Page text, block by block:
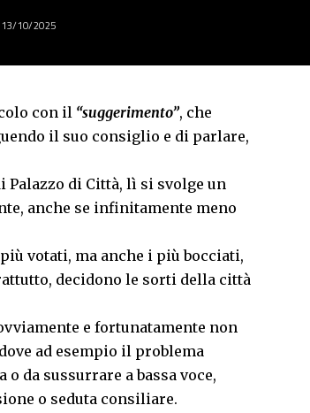
10/2025
con il “suggerimento”, che
il suo consiglio e di parlare,
Palazzo di Città, lì si svolge un
anche se infinitamente meno
votati, ma anche i più bocciati,
decidono le sorti della città
e fortunatamente non
ad esempio il problema
o da sussurrare a bassa voce,
o seduta consiliare.